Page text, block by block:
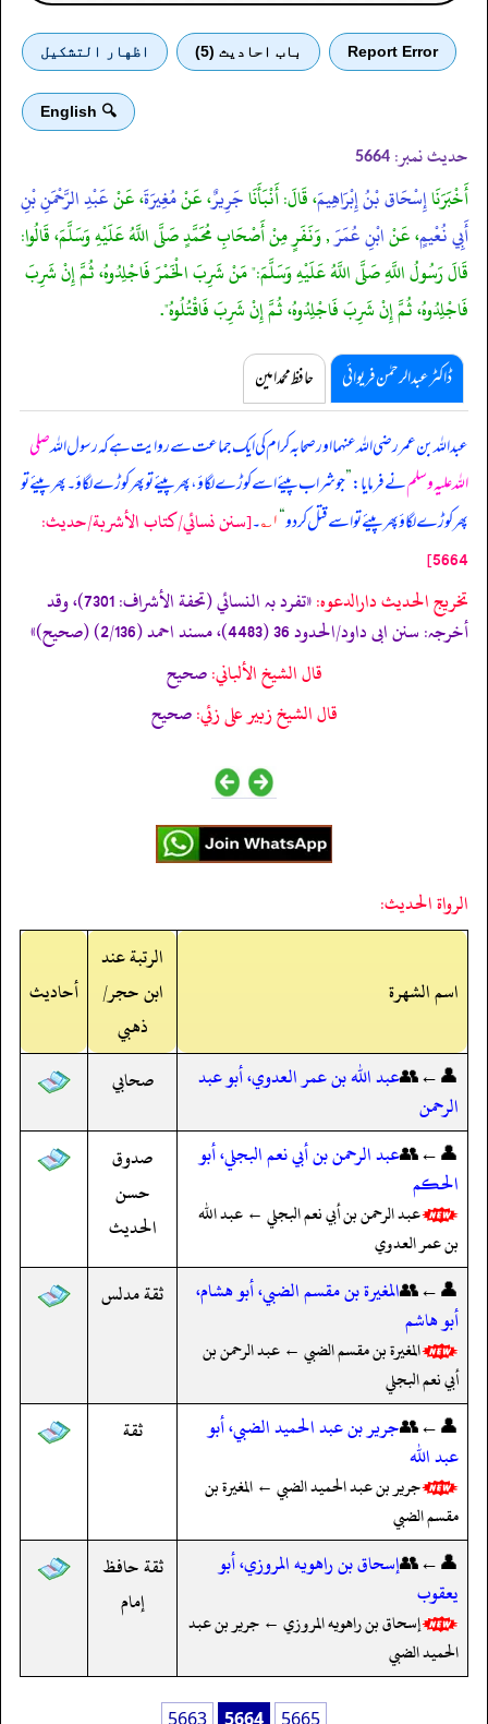
Report Error باب احادیث (5) اظهار التشكيل
🔍 English
حدیث نمبر: 5664
أَخْبَرَنَاإِسْحَاق بْنُ إِبْرَاهِيمَ، قَالَ: أَنْبَأَنَاجَرِيرٌ، عَنْمُغِيرَةَ، عَنْعَبْدِ الرَّحْمَنِ بْنِ
أَبِي نُعْيمٍ، عَنْابْنِ عُمَرَ, وَنَفَرٍ مِنْ أَصْحَابِ مُحَمَّدٍ صَلَّى اللَّهُ عَلَيْهِ وَسَلَّمَ، قَالُوا:
قَالَ رَسُولُ اللَّهِ صَلَّى اللَّهُ عَلَيْهِ وَسَلَّمَ:" مَنْ شَرِبَ الْخَمْرَ فَاجْلِدُوهُ، ثُمَّ إِنْ شَرِبَ
فَاجْلِدُوهُ، ثُمَّ إِنْ شَرِبَ فَاجْلِدُوهُ، ثُمَّ إِنْ شَرِبَ فَاقْتُلُوهُ".
ڈاکٹر عبدالرحمٰن فریوائی حافظ محمد امین
عبداللہ بن عمر رضی اللہ عنہما اور صحابہ کرام کی ایک جماعت سے روایت ہے کہرسول اللہصلی
اللہ علیہ وسلمنے فرمایا:”جو شراب پیئے اسے کوڑے لگاؤ، پھر پیئے تو پھر کوڑے لگاؤ۔ پھر پیئے تو
پھر کوڑے لگاؤ پھر پیئے تو اسے قتل کر دو“۱؎ ۔[سنن نسائي/كتاب الأشربة/حدیث:
5664]
تخریج الحدیث دارالدعوہ:
«تفرد بہ النسائي (تحفة الأشراف: 7301)، وقد
أخرجہ: سنن ابی داود/الحدود 36 (4483)، مسند احمد (2/136) (صحیح)»
قال الشيخ الألباني:صحيح
قال الشيخ زبير على زئي:صحيح
الرواة الحديث:
اسم الشهرة
الرتبة عند
ابن حجر/
ذهبي
أحاديث
👤←👥عبد الله بن عمر العدوي، أبو عبد
الرحمن
صحابي
👤←👥عبد الرحمن بن أبي نعم البجلي، أبو
الحكم
عبد الرحمن بن أبي نعم البجلي ← عبد الله
بن عمر العدوي
صدوق
حسن
الحديث
👤←👥المغيرة بن مقسم الضبي، أبو هشام،
أبو هاشم
المغيرة بن مقسم الضبي ← عبد الرحمن بن
أبي نعم البجلي
ثقة مدلس
👤←👥جرير بن عبد الحميد الضبي، أبو
عبد الله
جرير بن عبد الحميد الضبي ← المغيرة بن
مقسم الضبي
ثقة
👤←👥إسحاق بن راهويه المروزي، أبو
يعقوب
إسحاق بن راهويه المروزي ← جرير بن عبد
الحميد الضبي
ثقة حافظ
إمام
5663 5664 5665